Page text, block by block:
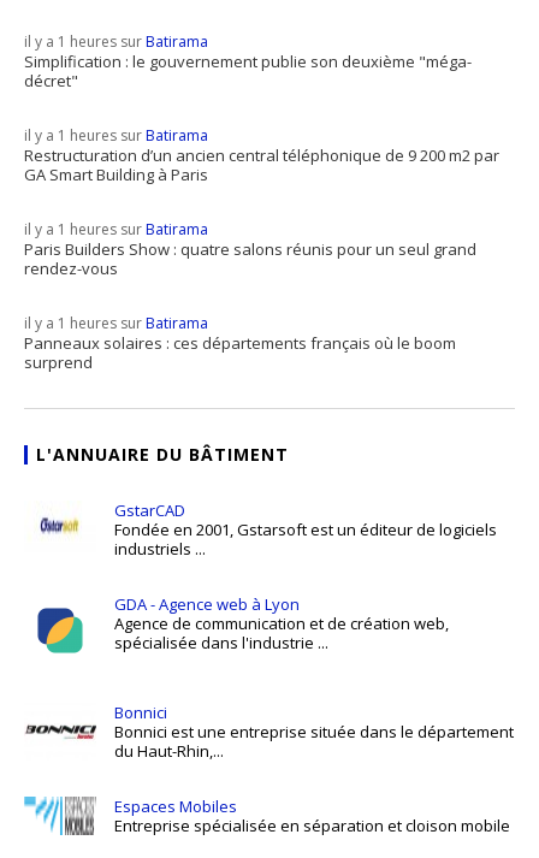
il y a 1 heures surBatirama
Simplification : le gouvernement publie son deuxième "méga-
décret"
il y a 1 heures surBatirama
Restructuration d’un ancien central téléphonique de 9 200 m2 par
GA Smart Building à Paris
il y a 1 heures surBatirama
Paris Builders Show : quatre salons réunis pour un seul grand
rendez-vous
il y a 1 heures surBatirama
Panneaux solaires : ces départements français où le boom
surprend
L'ANNUAIRE DU BÂTIMENT
GstarCAD
Fondée en 2001, Gstarsoft est un éditeur de logiciels
industriels ...
GDA - Agence web à Lyon
Agence de communication et de création web,
spécialisée dans l'industrie ...
Bonnici
Bonnici est une entreprise située dans le département
du Haut-Rhin,...
Espaces Mobiles
Entreprise spécialisée en séparation et cloison mobile